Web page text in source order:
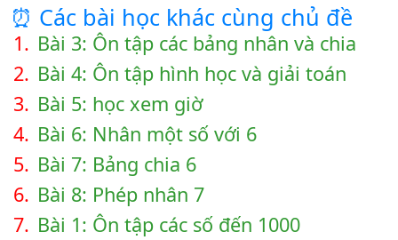
⏰ Các bài học khác cùng chủ đề
1. Bài 3: Ôn tập các bảng nhân và chia
2. Bài 4: Ôn tập hình học và giải toán
3. Bài 5: học xem giờ
4. Bài 6: Nhân một số với 6
5. Bài 7: Bảng chia 6
6. Bài 8: Phép nhân 7
7. Bài 1: Ôn tập các số đến 1000